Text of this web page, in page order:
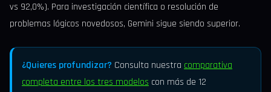
vs 92,0%). Para investigación científica o resolución de
problemas lógicos novedosos, Gemini sigue siendo superior.
¿Quieres profundizar? Consulta nuestra comparativa
completa entre los tres modelos con más de 12